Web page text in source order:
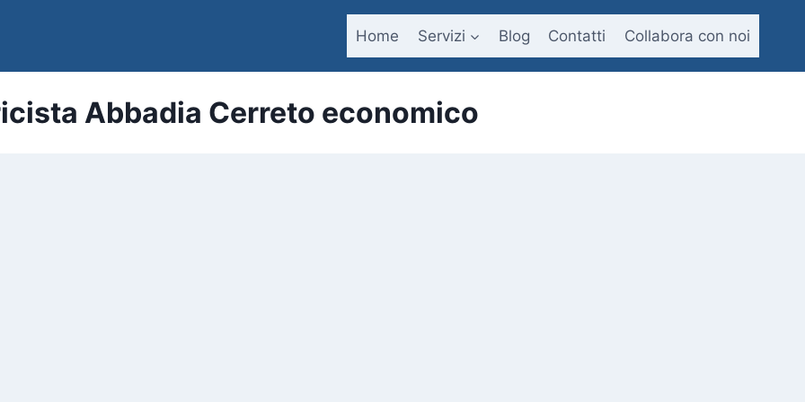
Home Servizi Blog Contatti Collabora con noi
Abbadia Cerreto economico